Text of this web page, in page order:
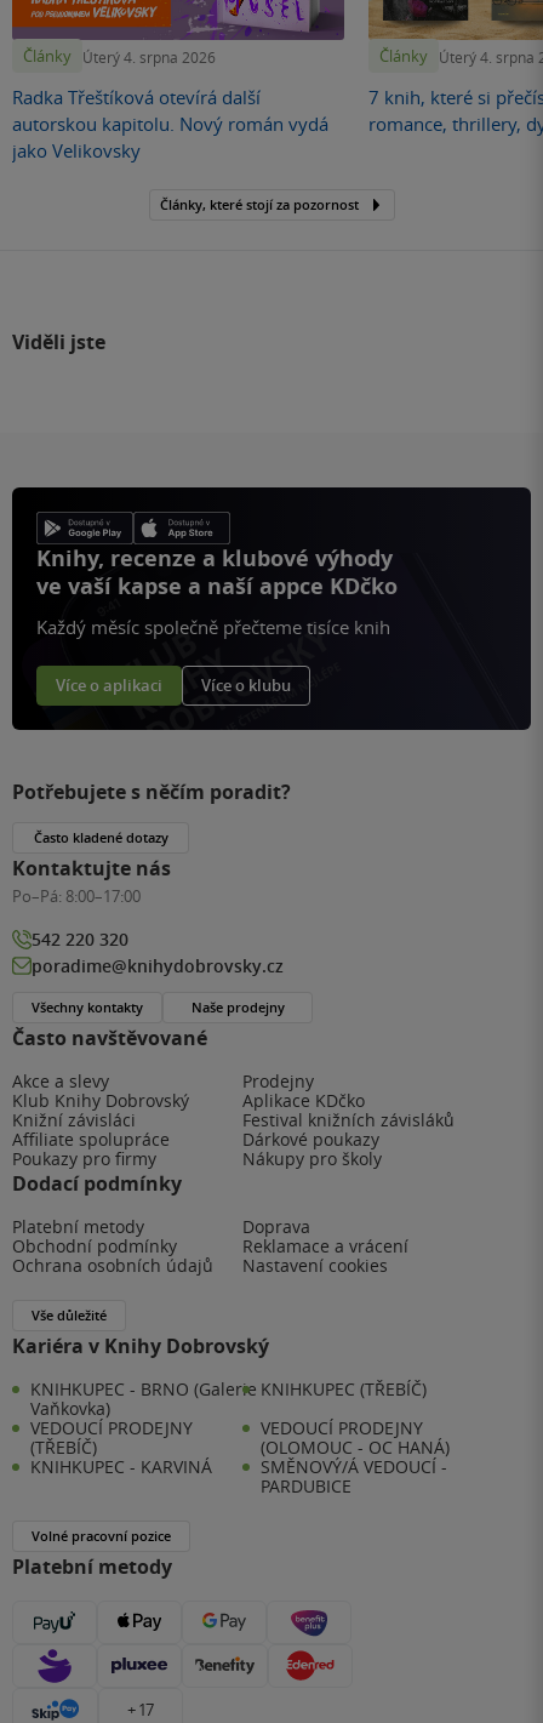
Články Úterý 4. srpna 2026
Radka Třeštíková otevírá další
autorskou kapitolu. Nový román vydá
jako Velikovsky
Články Úterý 4. srpna
7 knih, které si
romance, thrillery,
Články, které stojí za pozornost
Viděli jste
Knihy, recenze a klubové výhody
ve vaší kapse a naší appce KDčko
Každý měsíc společně přečteme tisíce knih
Více o aplikaci Více o klubu
Často navštěvované
Akce a slevy
Prodejny
Klub Knihy Dobrovský
Aplikace KDčko
Knižní závisláci
Festival knižních závisláků
Affiliate spolupráce
Dárkové poukazy
Poukazy pro firmy
Nákupy pro školy
Dodací podmínky
Platební metody
Doprava
Obchodní podmínky
Reklamace a vrácení
Ochrana osobních údajů
Nastavení cookies
Vše důležité
Kariéra v Knihy Dobrovský
KNIHKUPEC - BRNO (Galerie
Vaňkovka)
KNIHKUPEC (TŘEBÍČ)
VEDOUCÍ PRODEJNY
(TŘEBÍČ)
VEDOUCÍ PRODEJNY
(OLOMOUC - OC HANÁ)
KNIHKUPEC - KARVINÁ
SMĚNOVÝ/Á VEDOUCÍ -
PARDUBICE
Volné pracovní pozice
Platební metody
+ 17
Potřebujete s něčím poradit?
Často kladené dotazy
Kontaktujte nás
Po–Pá: 8:00–17:00
542 220 320
poradime@knihydobrovsky.cz
Všechny kontakty Naše prodejny